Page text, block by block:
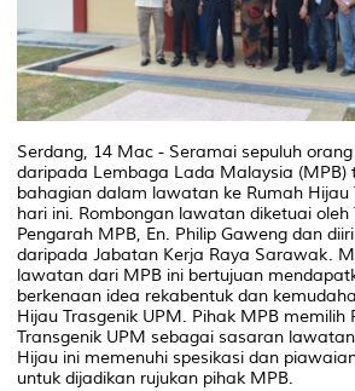
Serdang, 14 Mac - Seramai sepuluh
daripada Lembaga Lada Malaysia (MPB)
bahagian dalam lawatan ke Rumah Hijau
hari ini. Rombongan lawatan diketuai oleh
Pengarah MPB, En. Philip Gaweng dan
daripada Jabatan Kerja Raya Sarawak.
lawatan dari MPB ini bertujuan
berkenaan idea rekabentuk dan
Hijau Trasgenik UPM. Pihak MPB memilih
Transgenik UPM sebagai sasaran
Hijau ini memenuhi spesikasi dan
untuk dijadikan rujukan pihak MPB.